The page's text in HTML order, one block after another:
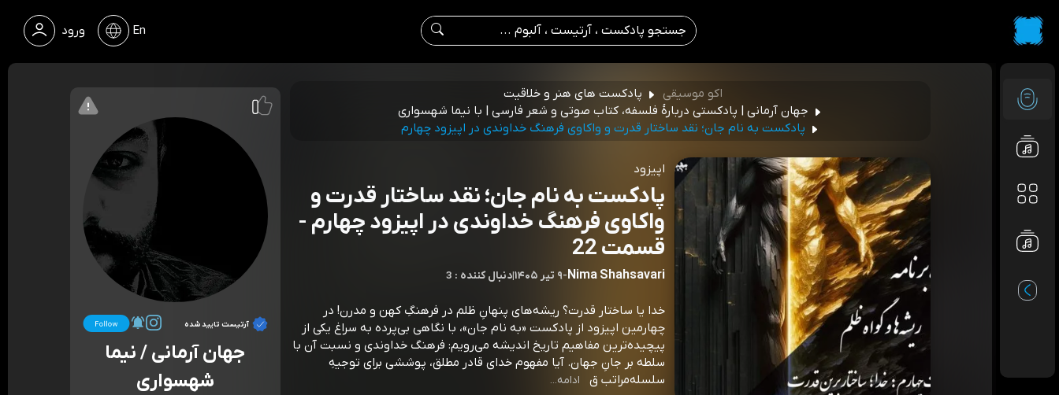
ورود En
اکو موسیقی
پادکست های هنر و خلاقیت
جهان آرمانی | پادکستی دربارۀ فلسفه، کتاب صوتی و شعر فارسی | با نیما شهسواری
پادکست به نام جان؛ نقد ساختار قدرت و واکاوی فرهنگ خداوندی در اپیزود چهارم
اپیزود
پادکست به نام جان؛ نقد ساختار قدرت و
واکاوی فرهنگ خداوندی در اپیزود چهارم -
قسمت 22
Nima Shahsavari
-۹ تیر ۱۴۰۵ |3 : دنبال کننده
خدا یا ساختار قدرت؟ ریشه‌های پنهانِ ظلم در فرهنگِ کهن و مدرن! در
چهارمین اپیزود از پادکست «به نام جان»، با نگاهی بی‌پرده به سراغ یکی از
پیچیده‌ترین مفاهیم تاریخ اندیشه می‌رویم: فرهنگ خداوندی و نسبت آن با
سلطه بر جانِ جهان. آیا مفهوم خدای قادر مطلق، پوششی برای توجیهِ
سلسله‌مراتب ق
ادامه...
آرتیست تایید شده
جهان آرمانی / نیما
شهسواری